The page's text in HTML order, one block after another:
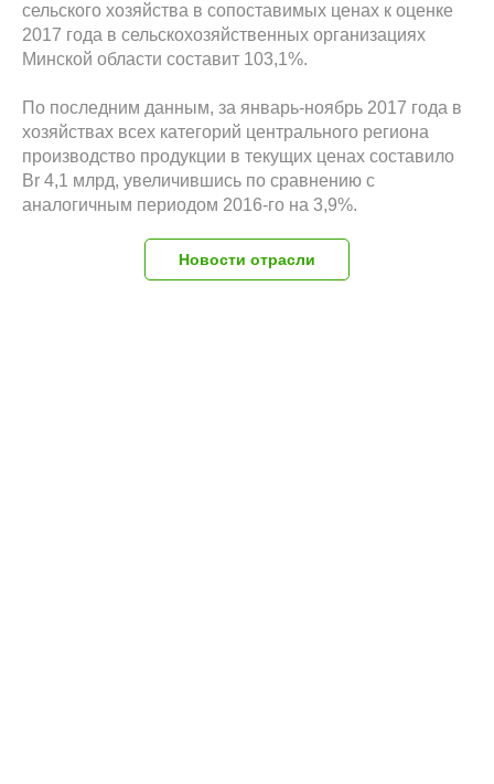
сельского хозяйства в сопоставимых ценах к оценке
2017 года в сельскохозяйственных организациях
Минской области составит 103,1%.
По последним данным, за январь-ноябрь 2017 года в
хозяйствах всех категорий центрального региона
производство продукции в текущих ценах составило
Br 4,1 млрд, увеличившись по сравнению с
аналогичным периодом 2016-го на 3,9%.
Новости отрасли